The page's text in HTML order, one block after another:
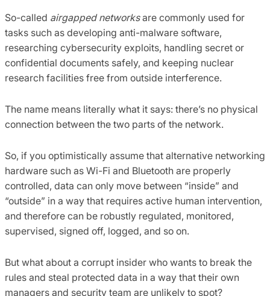
So-called airgapped networksare commonly used for
tasks such as developing anti-malware software,
researching cybersecurity exploits, handling secret or
confidential documents safely, and keeping nuclear
research facilities free from outside interference.
The name means literally what it says: there’s no physical
connection between the two parts of the network.
So, if you optimistically assume that alternative networking
hardware such as Wi-Fi and Bluetooth are properly
controlled, data can only move between “inside” and
“outside” in a way that requires active human intervention,
and therefore can be robustly regulated, monitored,
supervised, signed off, logged, and so on.
But what about a corrupt insider who wants to break the
rules and steal protected data in a way that their own
managers and security team are unlikely to spot?